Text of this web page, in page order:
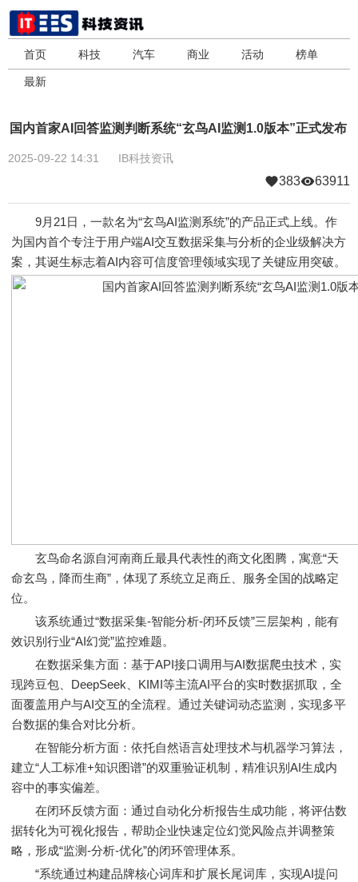
首页 科技 汽车 商业 活动 榜单
最新
国内首家AI回答监测判断系统“玄鸟AI监测1.0版本”正式发布
2025-09-22 14:31 IB科技资讯
383 63911
9月21日，一款名为“玄鸟AI监测系统”的产品正式上线。作
为国内首个专注于用户端AI交互数据采集与分析的企业级解决方
案，其诞生标志着AI内容可信度管理领域实现了关键应用突破。
玄鸟命名源自河南商丘最具代表性的商文化图腾，寓意“天
命玄鸟，降而生商”，体现了系统立足商丘、服务全国的战略定
位。
该系统通过“数据采集-智能分析-闭环反馈”三层架构，能有
效识别行业“AI幻觉”监控难题。
在数据采集方面：基于API接口调用与AI数据爬虫技术，实
现跨豆包、DeepSeek、KIMI等主流AI平台的实时数据抓取，全
面覆盖用户与AI交互的全流程。通过关键词动态监测，实现多平
台数据的集合对比分析。
在智能分析方面：依托自然语言处理技术与机器学习算法，
建立“人工标准+知识图谱”的双重验证机制，精准识别AI生成内
容中的事实偏差。
在闭环反馈方面：通过自动化分析报告生成功能，将评估数
据转化为可视化报告，帮助企业快速定位幻觉风险点并调整策
略，形成“监测-分析-优化”的闭环管理体系。
“系统通过构建品牌核心词库和扩展长尾词库，实现AI提问